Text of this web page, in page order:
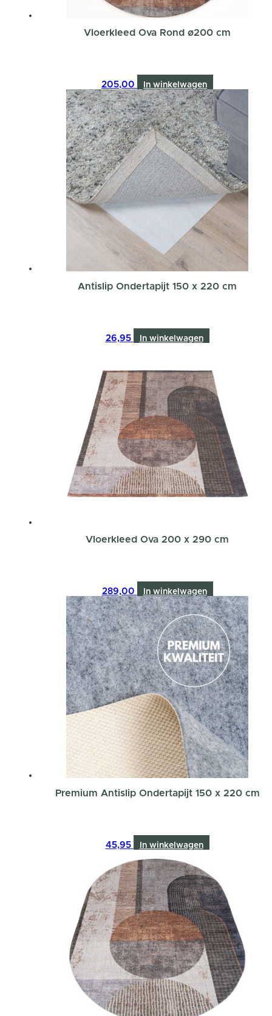
Vloerkleed Ova Rond ø200 cm
205,00 In winkelwagen
Antislip Ondertapijt 150 x 220 cm
26,95 In winkelwagen
Vloerkleed Ova 200 x 290 cm
289,00 In winkelwagen
Premium Antislip Ondertapijt 150 x 220 cm
45,95 In winkelwagen